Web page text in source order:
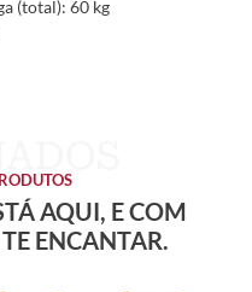
(total): 60 kg
AQUI, E COM
ENCANTAR.